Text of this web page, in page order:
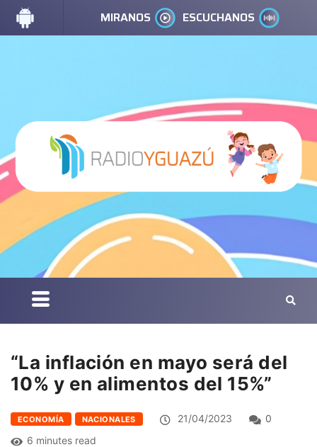
MIRANOS ESCUCHANOS
“La inflación en mayo será del
10% y en alimentos del 15%”
ECONOMÍA NACIONALES 21/04/2023
0
6 minutes read